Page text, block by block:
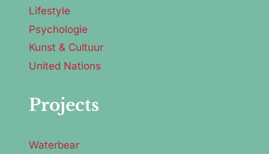
Lifestyle
Psychologie
Kunst & Cultuur
United Nations
Projects
Waterbear